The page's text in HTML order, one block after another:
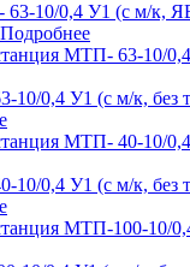
10/0,4 У1 (с м/к,
Подробнее
10/0,4 У1 (с м/к, без
10/0,4 У1 (с м/к, без